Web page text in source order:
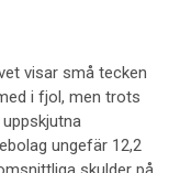
visar små tecken
i fjol, men trots
ungefär 12,2